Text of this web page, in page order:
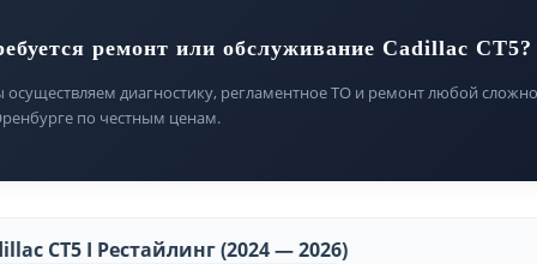
ремонт или обслуживание Cadillac CT5?
диагностику, регламентное ТО и ремонт любой
по честным ценам.
CT5 I Рестайлинг (2024 — 2026)